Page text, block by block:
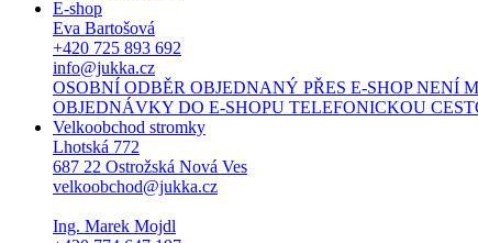
E-shop
Eva Bartošová
+420 725 893 692
info@jukka.cz
OSOBNÍ ODBĚR OBJEDNANÝ PŘES E-SHOP NENÍ
OBJEDNÁVKY DO E-SHOPU TELEFONICKOU
Velkoobchod stromky
Lhotská 772
687 22 Ostrožská Nová Ves
velkoobchod@jukka.cz
Ing. Marek Mojdl